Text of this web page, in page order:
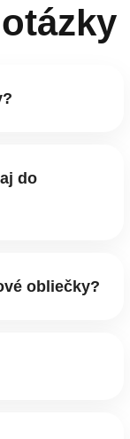
do
obliečky?